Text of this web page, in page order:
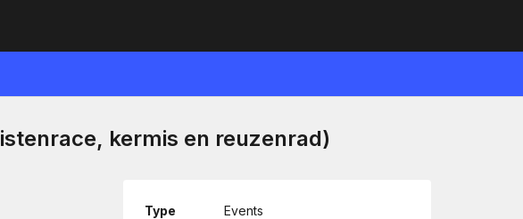
kermis en reuzenrad)
Type
Events